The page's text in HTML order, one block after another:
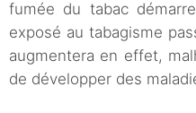
fumée du tabac
exposé au tabagisme
augmentera en effet,
de développer des